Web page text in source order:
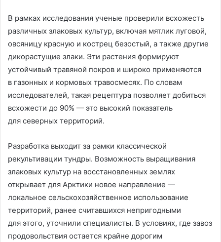
В рамках исследования ученые проверили всхожесть
различных злаковых культур, включая мятлик луговой,
овсяницу красную и кострец безостый, а также другие
дикорастущие злаки. Эти растения формируют
устойчивый травяной покров и широко применяются
в газонных и кормовых травосмесях. По словам
исследователей, такая рецептура позволяет добиться
всхожести до 90% — это высокий показатель
для северных территорий.
Разработка выходит за рамки классической
рекультивации тундры. Возможность выращивания
злаковых культур на восстановленных землях
открывает для Арктики новое направление —
локальное сельскохозяйственное использование
территорий, ранее считавшихся непригодными
для этого, уточнили специалисты. В условиях, где завоз
продовольствия остается крайне дорогим